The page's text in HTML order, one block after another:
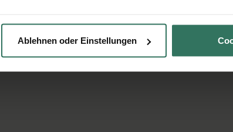
Ablehnen oder Einstellungen